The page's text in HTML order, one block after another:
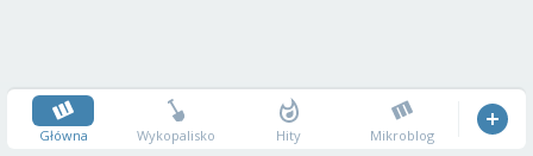
Główna Wykopalisko Hity Mikroblog